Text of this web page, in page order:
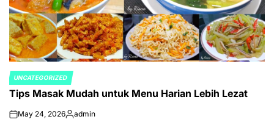
POSTED
IN
UNCATEGORIZED
Tips Masak Mudah untuk Menu Harian Lebih Lezat
onMay 24, 2026Posted
admin